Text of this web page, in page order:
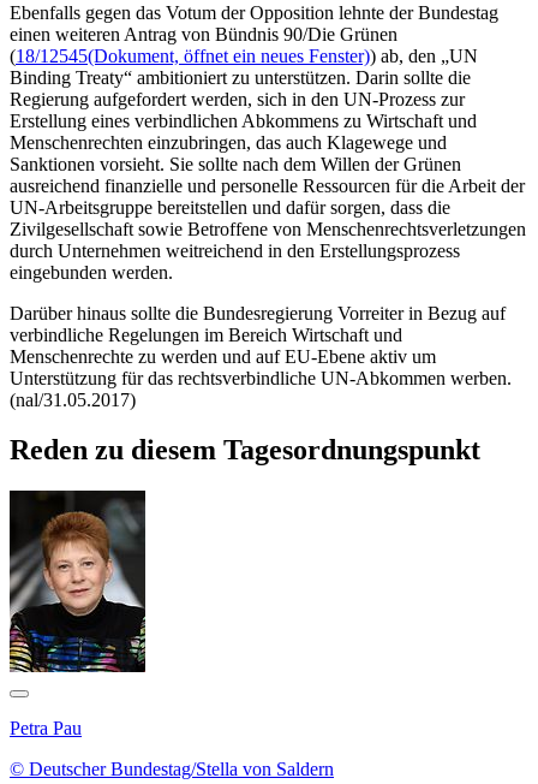
Ebenfalls gegen das Votum der Opposition lehnte der Bundestag
einen weiteren Antrag von Bündnis 90/Die Grünen
(18/12545(Dokument, öffnet ein neues Fenster)) ab, den „UN
Binding Treaty“ ambitioniert zu unterstützen. Darin sollte die
Regierung aufgefordert werden, sich in den UN-Prozess zur
Erstellung eines verbindlichen Abkommens zu Wirtschaft und
Menschenrechten einzubringen, das auch Klagewege und
Sanktionen vorsieht. Sie sollte nach dem Willen der Grünen
ausreichend finanzielle und personelle Ressourcen für die Arbeit der
UN-Arbeitsgruppe bereitstellen und dafür sorgen, dass die
Zivilgesellschaft sowie Betroffene von Menschenrechtsverletzungen
durch Unternehmen weitreichend in den Erstellungsprozess
eingebunden werden.
Darüber hinaus sollte die Bundesregierung Vorreiter in Bezug auf
verbindliche Regelungen im Bereich Wirtschaft und
Menschenrechte zu werden und auf EU-Ebene aktiv um
Unterstützung für das rechtsverbindliche UN-Abkommen werben.
(nal/31.05.2017)
Reden zu diesem Tagesordnungspunkt
Petra Pau
© Deutscher Bundestag/Stella von Saldern